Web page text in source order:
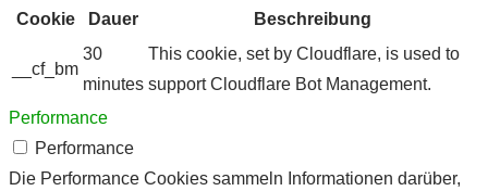
Cookie
Dauer Beschreibung
__cf_bm
30
minutes
This cookie, set by Cloudflare, is used to
support Cloudflare Bot Management.
Performance
Performance
Die Performance Cookies sammeln Informationen darüber,